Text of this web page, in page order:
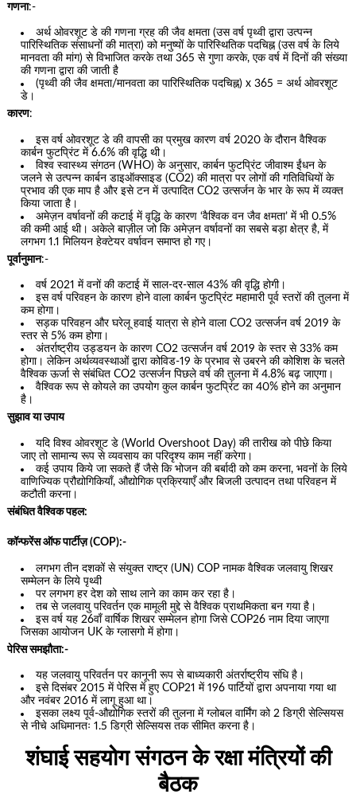
गणना:-
अर्थ ओवरशूट डे की गणना ग्रह की जैव क्षमता (उस वर्ष पृथ्वी द्वारा उत्पन्न
पारिस्थितिक संसाधनों की मात्रा) को मनुष्यों के पारिस्थितिक पदचिह्न (उस वर्ष के लिये
मानवता की मांग) से विभाजित करके तथा 365 से गुणा करके, एक वर्ष में दिनों की संख्या
की गणना द्वारा की जाती है
(पृथ्वी की जैव क्षमता/मानवता का पारिस्थितिक पदचिह्न) x 365 = अर्थ ओवरशूट
डे।
कारण:
इस वर्ष ओवरशूट डे की वापसी का प्रमुख कारण वर्ष 2020 के दौरान वैश्विक
कार्बन फुटप्रिंट में 6.6% की वृद्धि थी।
विश्व स्वास्थ्य संगठन (WHO) के अनुसार, कार्बन फुटप्रिंट जीवाश्म ईंधन के
जलने से उत्पन्न कार्बन डाइऑक्साइड (CO2) की मात्रा पर लोगों की गतिविधियों के
प्रभाव की एक माप है और इसे टन में उत्पादित CO2 उत्सर्जन के भार के रूप में व्यक्त
किया जाता है।
अमेज़न वर्षावनों की कटाई में वृद्धि के कारण ‘वैश्विक वन जैव क्षमता’ में भी 0.5%
की कमी आई थी। अकेले बाज़ील जो कि अमेज़न वर्षावनों का सबसे बड़ा क्षेत्र है, में
लगभग 1.1 मिलियन हेक्टेयर वर्षावन समाप्त हो गए।
पूर्वानुमान:-
वर्ष 2021 में वनों की कटाई में साल-दर-साल 43% की वृद्धि होगी।
इस वर्ष परिवहन के कारण होने वाला कार्बन फुटप्रिंट महामारी पूर्व स्तरों की तुलना में
कम होगा।
सड़क परिवहन और घरेलू हवाई यात्रा से होने वाला CO2 उत्सर्जन वर्ष 2019 के
स्तर से 5% कम होगा।
अंतर्राष्ट्रीय उड्डयन के कारण CO2 उत्सर्जन वर्ष 2019 के स्तर से 33% कम
होगा। लेकिन अर्थव्यवस्थाओं द्वारा कोविड-19 के प्रभाव से उबरने की कोशिश के चलते
वैश्विक ऊर्जा से संबंधित CO2 उत्सर्जन पिछले वर्ष की तुलना में 4.8% बढ़ जाएगा।
वैश्विक रूप से कोयले का उपयोग कुल कार्बन फुटप्रिंट का 40% होने का अनुमान
है।
सुझाव या उपाय
यदि विश्व ओवरशूट डे (World Overshoot Day) की तारीख को पीछे किया
जाए तो सामान्य रूप से व्यवसाय का परिदृश्य काम नहीं करेगा।
कई उपाय किये जा सकते हैं जैसे कि भोजन की बर्बादी को कम करना, भवनों के लिये
वाणिज्यिक प्रौद्योगिकियाँ, औद्योगिक प्रक्रियाएँ और बिजली उत्पादन तथा परिवहन में
कटौती करना।
संबंधित वैश्विक पहल:
कॉन्फरेंस ऑफ पार्टीज़ (COP):-
लगभग तीन दशकों से संयुक्त राष्ट्र (UN) COP नामक वैश्विक जलवायु शिखर
सम्मेलन के लिये पृथ्वी
पर लगभग हर देश को साथ लाने का काम कर रहा है।
तब से जलवायु परिवर्तन एक मामूली मुद्दे से वैश्विक प्राथमिकता बन गया है।
इस वर्ष यह 26वाँ वार्षिक शिखर सम्मेलन होगा जिसे COP26 नाम दिया जाएगा
जिसका आयोजन UK के ग्लासगो में होगा।
पेरिस समझौता:-
यह जलवायु परिवर्तन पर कानूनी रूप से बाध्यकारी अंतर्राष्ट्रीय संधि है।
इसे दिसंबर 2015 में पेरिस में हुए COP21 में 196 पार्टियों द्वारा अपनाया गया था
और नवंबर 2016 में लागू हुआ था।
इसका लक्ष्य पूर्व-औद्योगिक स्तरों की तुलना में ग्लोबल वार्मिंग को 2 डिग्री सेल्सियस
से नीचे अधिमानतः 1.5 डिग्री सेल्सियस तक सीमित करना है।
शंघाई सहयोग संगठन के रक्षा मंत्रियों की
बैठक